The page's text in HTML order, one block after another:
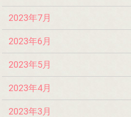
2023年7月
2023年6月
2023年5月
2023年4月
2023年3月